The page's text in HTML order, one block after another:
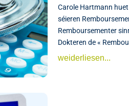
Carole Hartmann
séieren
Remboursementer
Dokteren de «
weiderliesen...